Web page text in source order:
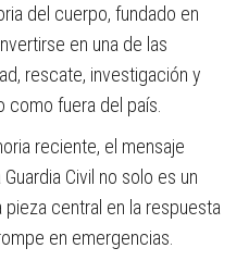
del cuerpo, fundado en
en una de las
rescate, investigación y
como fuera del país.
reciente, el mensaje
Civil no solo es un
central en la respuesta
en emergencias.